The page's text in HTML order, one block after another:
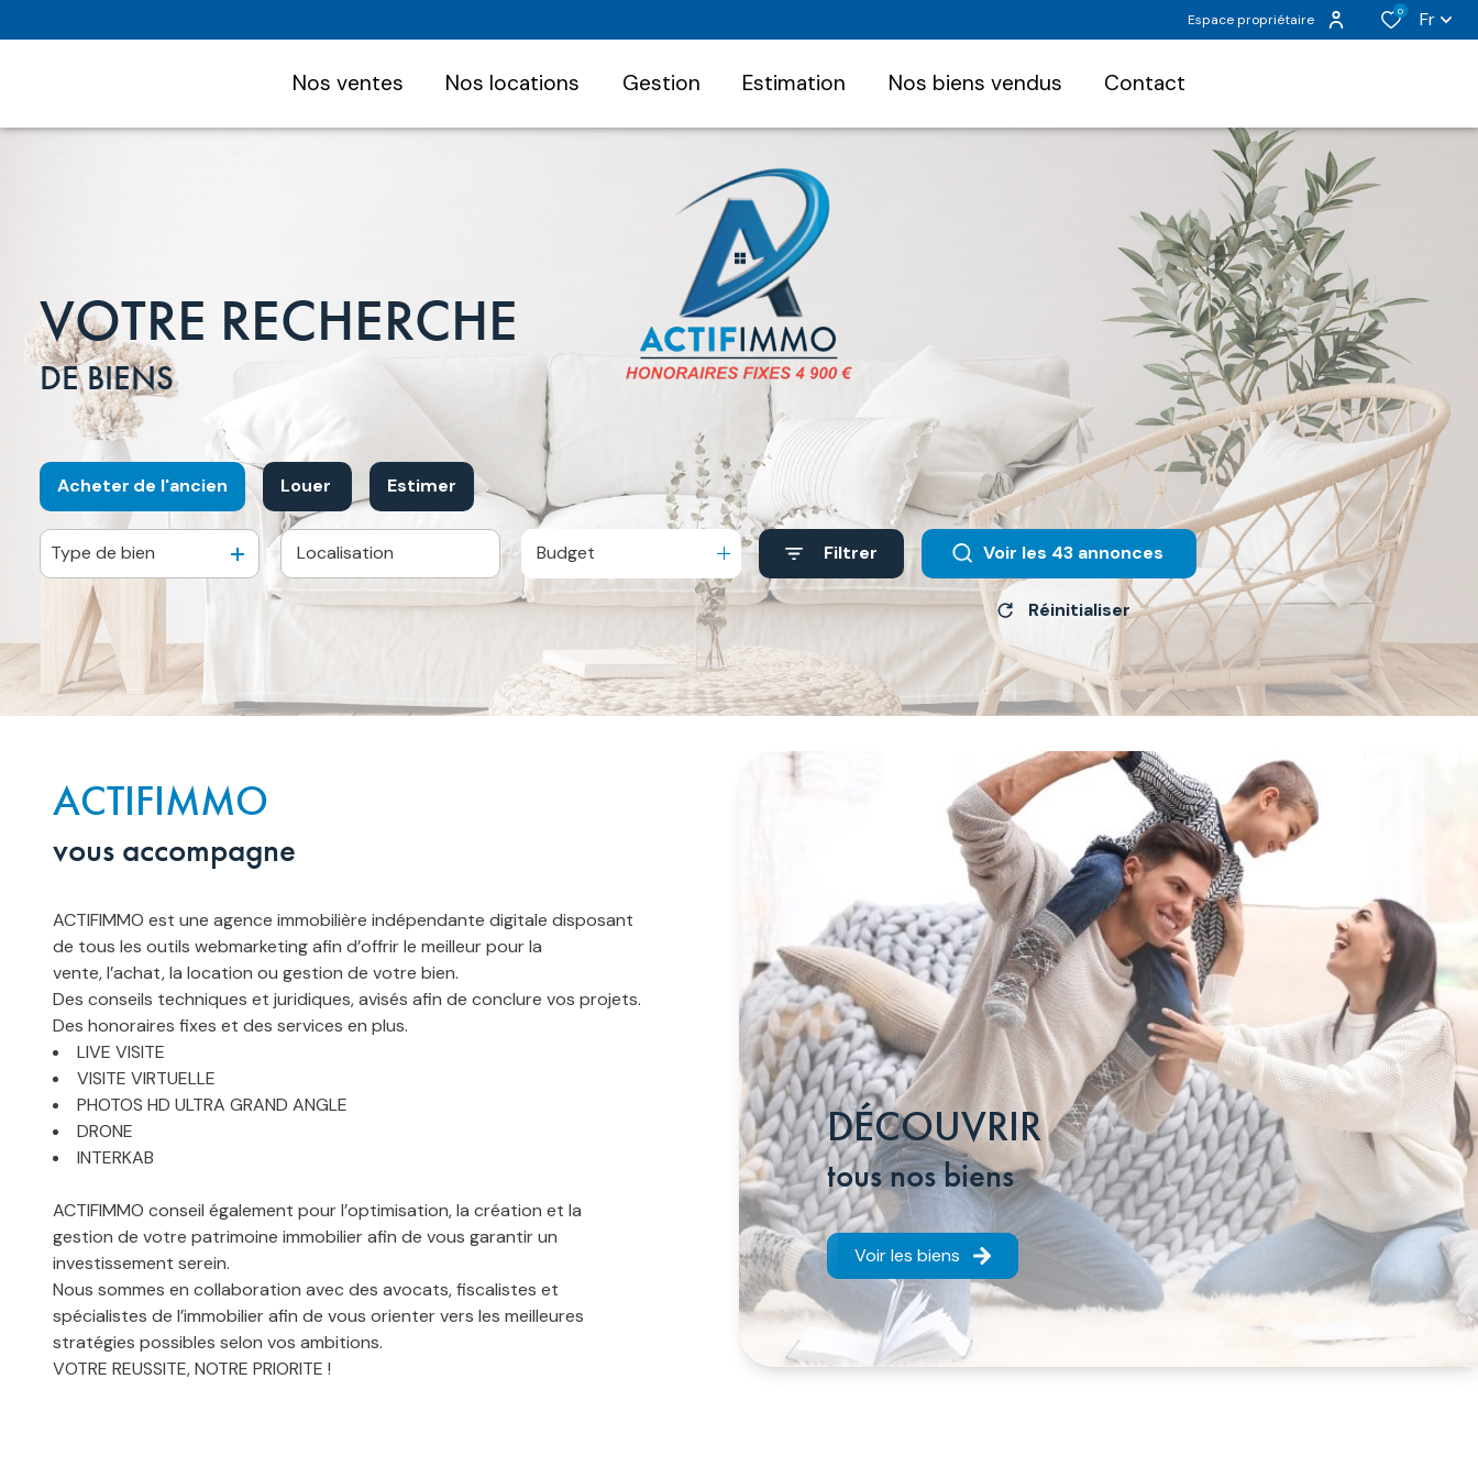
Espace propriétaire
0 Fr
nos ventes nos locations gestion estimation nos biens vendus contact
VOTRE RECHERCHE
DE BIENS
Acheter de l'ancien
De l'ancien
De l'immo pro
Louer
De l'immo pro
Estimer
Type de bien Budget Filtrer Voir les 43 annonces
Réinitialiser
DÉCOUVRIR
tous nos biens
Voir les biens
ACTIFIMMO
vous accompagne
ACTIFIMMO est une agence immobilière indépendante digitale disposant
de tous les outils webmarketing afin d’offrir le meilleur pour la
vente, l’achat, la location ou gestion de votre bien.
Des conseils techniques et juridiques, avisés afin de conclure vos projets.
Des honoraires fixes et des services en plus.
LIVE VISITE
VISITE VIRTUELLE
PHOTOS HD ULTRA GRAND ANGLE
DRONE
INTERKAB
ACTIFIMMO conseil également pour l’optimisation, la création et la
gestion de votre patrimoine immobilier afin de vous garantir un
investissement serein.
Nous sommes en collaboration avec des avocats, fiscalistes et
spécialistes de l’immobilier afin de vous orienter vers les meilleures
stratégies possibles selon vos ambitions.
VOTRE REUSSITE, NOTRE PRIORITE !